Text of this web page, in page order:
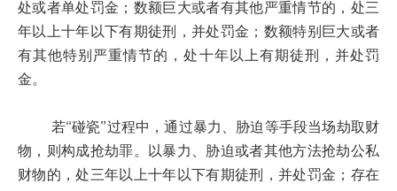
处或者单处罚金；数额巨大或者有其他严重情节的，处三
年以上十年以下有期徒刑，并处罚金；数额特别巨大或者
有其他特别严重情节的，处十年以上有期徒刑，并处罚
金。
若“碰瓷”过程中，通过暴力、胁迫等手段当场劫取财
物，则构成抢劫罪。以暴力、胁迫或者其他方法抢劫公私
财物的，处三年以上十年以下有期徒刑，并处罚金；存在